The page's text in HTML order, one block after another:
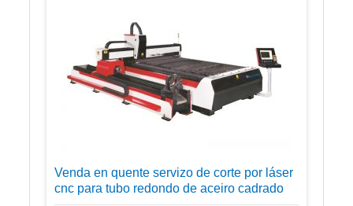
Venda en quente servizo de corte por láser
cnc para tubo redondo de aceiro cadrado